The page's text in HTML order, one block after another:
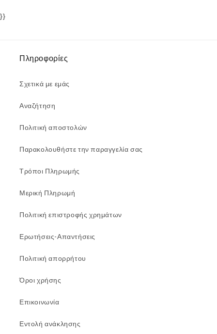
}}
Πληροφορίες
Σχετικά με εμάς
Αναζήτηση
Πολιτική αποστολών
Παρακολουθήστε την παραγγελία σας
Τρόποι Πληρωμής
Μερική Πληρωμή
Πολιτική επιστροφής χρημάτων
Ερωτήσεις-Απαντήσεις
Πολιτική απορρήτου
Όροι χρήσης
Επικοινωνία
Εντολή ανάκλησης